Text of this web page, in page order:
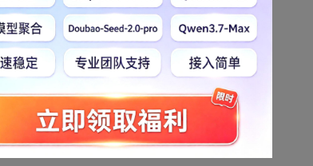
率pm。假定最下面一排钉子不会被拔掉
有答案最好了，谢谢。